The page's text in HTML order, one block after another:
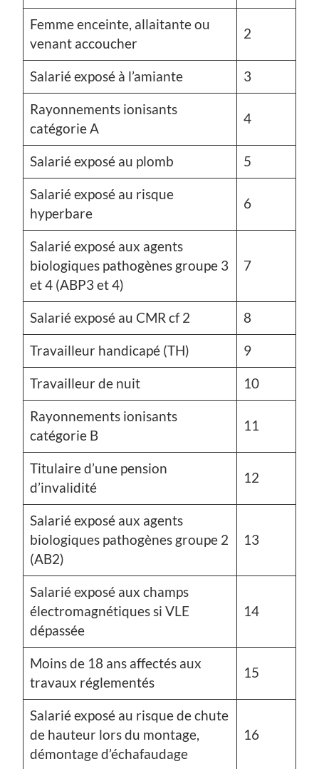
Femme enceinte, allaitante ou
venant accoucher
2
Salarié exposé à l’amiante 3
Rayonnements ionisants
catégorie A
4
Salarié exposé au plomb 5
Salarié exposé au risque
hyperbare
6
Salarié exposé aux agents
biologiques pathogènes groupe 3
et 4 (ABP3 et 4)
7
Salarié exposé au CMR cf 2 8
Travailleur handicapé (TH) 9
Travailleur de nuit 10
Rayonnements ionisants
catégorie B
11
Titulaire d’une pension
d’invalidité
12
Salarié exposé aux agents
biologiques pathogènes groupe 2
(AB2)
13
Salarié exposé aux champs
électromagnétiques si VLE
dépassée
14
Moins de 18 ans affectés aux
travaux réglementés
15
Salarié exposé au risque de chute
de hauteur lors du montage,
démontage d’échafaudage
16